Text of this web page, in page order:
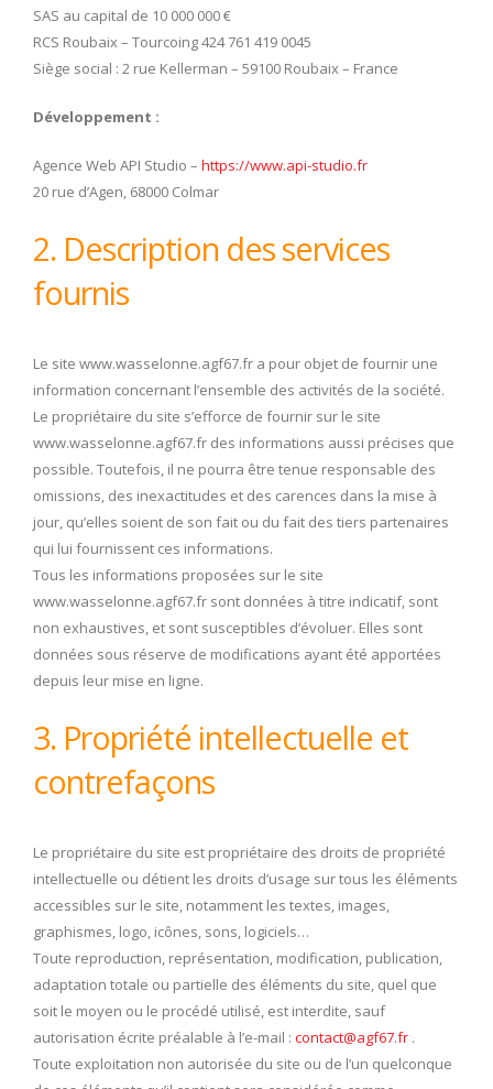
SAS au capital de 10 000 000 €
RCS Roubaix – Tourcoing 424 761 419 0045
Siège social : 2 rue Kellerman – 59100 Roubaix – France
Développement :
Agence Web API Studio – https://www.api-studio.fr
20 rue d’Agen, 68000 Colmar
2. Description des services
fournis
Le site www.wasselonne.agf67.fr a pour objet de fournir une
information concernant l’ensemble des activités de la société.
Le propriétaire du site s’efforce de fournir sur le site
www.wasselonne.agf67.fr des informations aussi précises que
possible. Toutefois, il ne pourra être tenue responsable des
omissions, des inexactitudes et des carences dans la mise à
jour, qu’elles soient de son fait ou du fait des tiers partenaires
qui lui fournissent ces informations.
Tous les informations proposées sur le site
www.wasselonne.agf67.fr sont données à titre indicatif, sont
non exhaustives, et sont susceptibles d’évoluer. Elles sont
données sous réserve de modifications ayant été apportées
depuis leur mise en ligne.
3. Propriété intellectuelle et
contrefaçons
Le propriétaire du site est propriétaire des droits de propriété
intellectuelle ou détient les droits d’usage sur tous les éléments
accessibles sur le site, notamment les textes, images,
graphismes, logo, icônes, sons, logiciels…
Toute reproduction, représentation, modification, publication,
adaptation totale ou partielle des éléments du site, quel que
soit le moyen ou le procédé utilisé, est interdite, sauf
autorisation écrite préalable à l’e-mail : contact@agf67.fr .
Toute exploitation non autorisée du site ou de l’un quelconque